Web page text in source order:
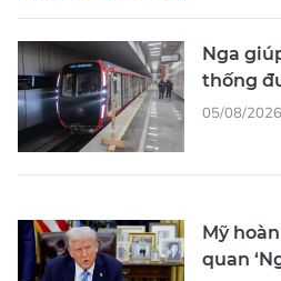
Nga
thống
05/08/
Mỹ
quan